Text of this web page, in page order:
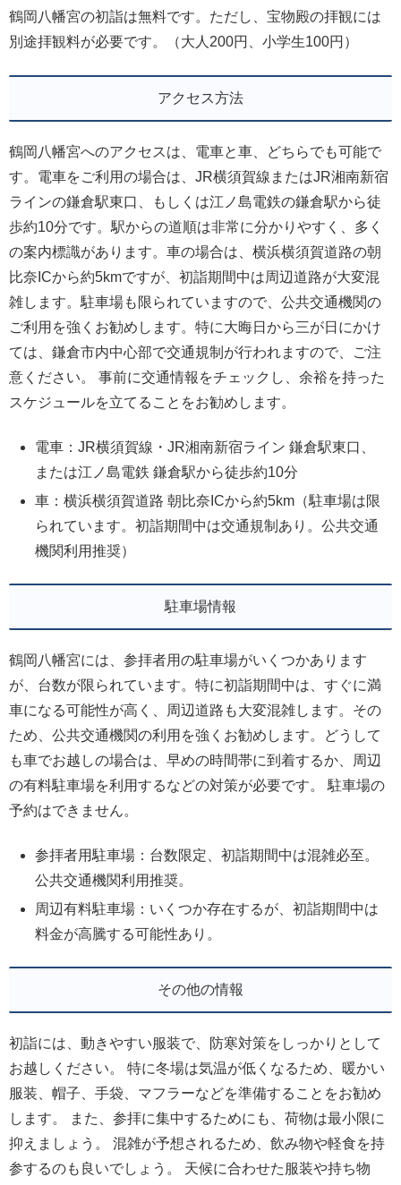
鶴岡八幡宮の初詣は無料です。ただし、宝物殿の拝観には
別途拝観料が必要です。（大人200円、小学生100円）
アクセス方法
鶴岡八幡宮へのアクセスは、電車と車、どちらでも可能で
す。電車をご利用の場合は、JR横須賀線またはJR湘南新宿
ラインの鎌倉駅東口、もしくは江ノ島電鉄の鎌倉駅から徒
歩約10分です。駅からの道順は非常に分かりやすく、多く
の案内標識があります。車の場合は、横浜横須賀道路の朝
比奈ICから約5kmですが、初詣期間中は周辺道路が大変混
雑します。駐車場も限られていますので、公共交通機関の
ご利用を強くお勧めします。特に大晦日から三が日にかけ
ては、鎌倉市内中心部で交通規制が行われますので、ご注
意ください。 事前に交通情報をチェックし、余裕を持った
スケジュールを立てることをお勧めします。
電車：JR横須賀線・JR湘南新宿ライン 鎌倉駅東口、
または江ノ島電鉄 鎌倉駅から徒歩約10分
車：横浜横須賀道路 朝比奈ICから約5km（駐車場は限
られています。初詣期間中は交通規制あり。公共交通
機関利用推奨）
駐車場情報
鶴岡八幡宮には、参拝者用の駐車場がいくつかあります
が、台数が限られています。特に初詣期間中は、すぐに満
車になる可能性が高く、周辺道路も大変混雑します。その
ため、公共交通機関の利用を強くお勧めします。どうして
も車でお越しの場合は、早めの時間帯に到着するか、周辺
の有料駐車場を利用するなどの対策が必要です。 駐車場の
予約はできません。
参拝者用駐車場：台数限定、初詣期間中は混雑必至。
公共交通機関利用推奨。
周辺有料駐車場：いくつか存在するが、初詣期間中は
料金が高騰する可能性あり。
その他の情報
初詣には、動きやすい服装で、防寒対策をしっかりとして
お越しください。 特に冬場は気温が低くなるため、暖かい
服装、帽子、手袋、マフラーなどを準備することをお勧め
します。 また、参拝に集中するためにも、荷物は最小限に
抑えましょう。 混雑が予想されるため、飲み物や軽食を持
参するのも良いでしょう。 天候に合わせた服装や持ち物